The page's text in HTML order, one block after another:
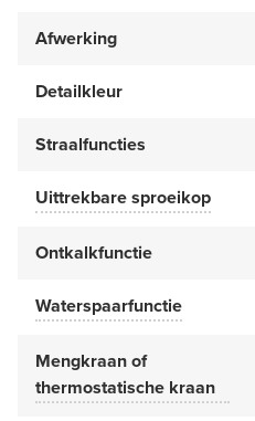
Afwerking
Detailkleur
Straalfuncties
Uittrekbare sproeikop
Ontkalkfunctie
Waterspaarfunctie
Mengkraan of
thermostatische kraan